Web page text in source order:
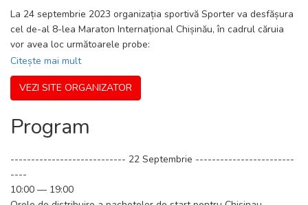
La 24 septembrie 2023 organizația sportivă Sporter va desfășura
cel de-al 8-lea Maraton Internațional Chișinău, în cadrul căruia
vor avea loc următoarele probe:
— Marathon (42 км 195 м)
— Half marathon (21 км 0975 м)
— 10 km Race
— MARATHON FOR ALL
Citește mai mult
VEZI SITE ORGANIZATOR
Program
---------------------------- 22 Septembrie ------------------------
----
10:00 — 19:00